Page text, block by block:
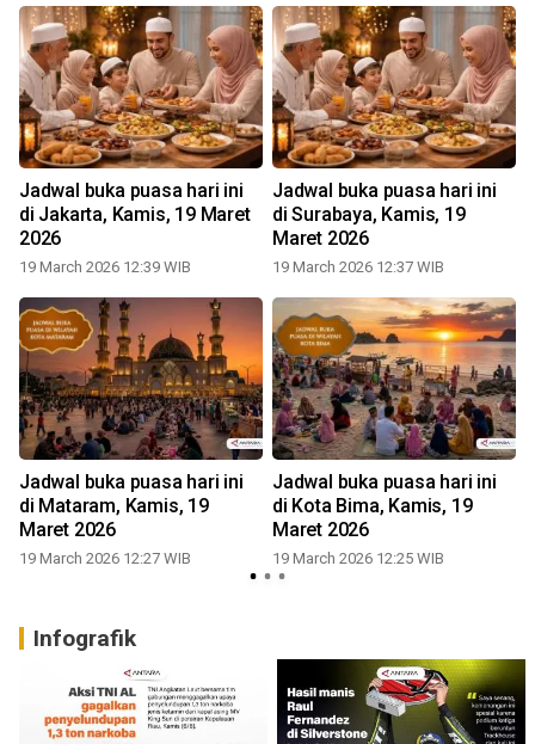
Jadwal buka puasa hari ini
di Jakarta, Kamis, 19 Maret
2026
19 March 2026 12:39 WIB
Jadwal buka puasa hari ini
di Surabaya, Kamis, 19
Maret 2026
19 March 2026 12:37 WIB
Jadwal buka puasa hari ini
di Mataram, Kamis, 19
Maret 2026
19 March 2026 12:27 WIB
Jadwal buka puasa hari ini
di Kota Bima, Kamis, 19
Maret 2026
19 March 2026 12:25 WIB
Infografik